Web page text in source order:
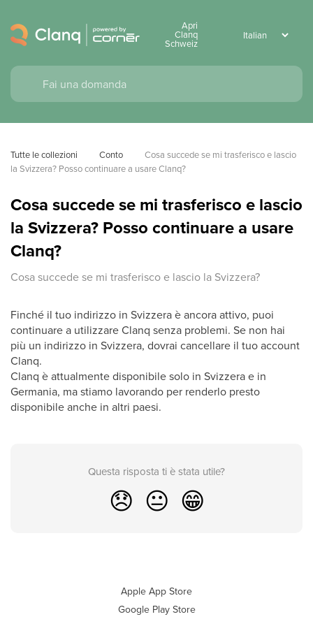
Apri
Clanq
Schweiz
Tutte le collezioni Conto
Cosa succede se mi trasferisco e lascio
la Svizzera? Posso continuare a usare Clanq?
Cosa succede se mi trasferisco e lascio
la Svizzera? Posso continuare a usare
Clanq?
Cosa succede se mi trasferisco e lascio la Svizzera?
Finché il tuo indirizzo in Svizzera è ancora attivo, puoi
continuare a utilizzare Clanq senza problemi. Se non hai
più un indirizzo in Svizzera, dovrai cancellare il tuo account
Clanq.
Clanq è attualmente disponibile solo in Svizzera e in
Germania, ma stiamo lavorando per renderlo presto
disponibile anche in altri paesi.
Questa risposta ti è stata utile?
😞 😐 😁
Apple App Store
Google Play Store